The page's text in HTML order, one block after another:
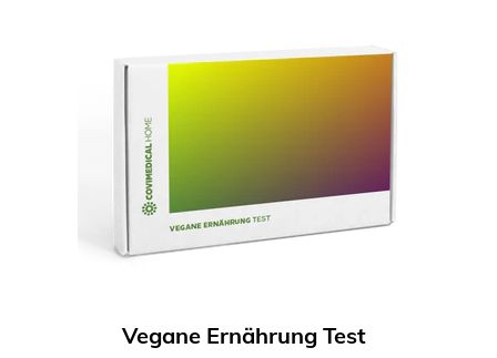
Vegane Ernährung Test